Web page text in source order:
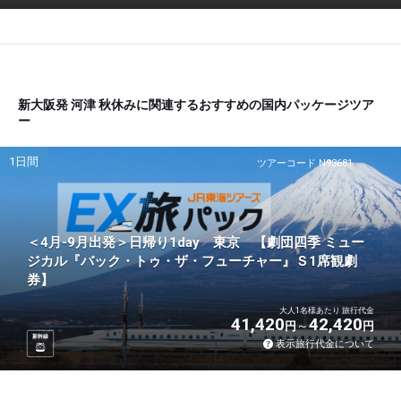
新大阪発 河津 秋休みに関連するおすすめの国内パッケージツア
ー
ツアーコード N93681
1日間
＜4月-9月出発＞日帰り1day 東京 【劇団四季 ミュー
ジカル『バック・トゥ・ザ・フューチャー』Ｓ1席観劇
券】
新幹線
大人1名様あたり 旅行代金
41,420円 42,420円
表示旅行代金について